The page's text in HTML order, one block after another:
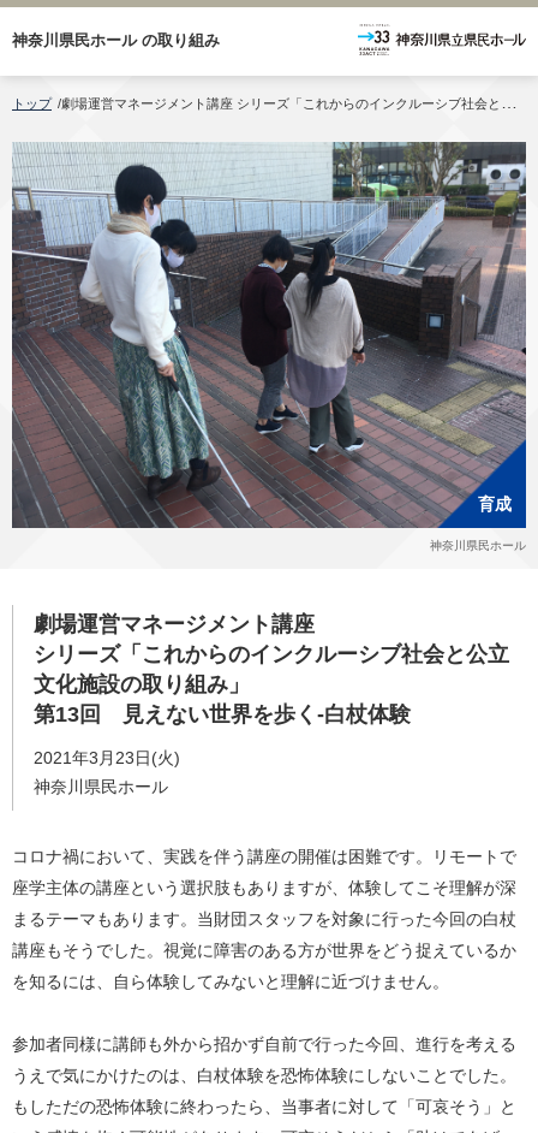
神奈川県民ホールの取り組み
トップ /劇場運営マネージメント講座 シリーズ「これからのインクルーシブ社会と公立文化施設の取り組み」 第13回 見えない世界を歩く-白杖体験
育成
神奈川県民ホール
劇場運営マネージメント講座
シリーズ「これからのインクルーシブ社会と公立
文化施設の取り組み」
第13回 見えない世界を歩く-白杖体験
2021年3月23日(火)
神奈川県民ホール
コロナ禍において、実践を伴う講座の開催は困難です。リモートで
座学主体の講座という選択肢もありますが、体験してこそ理解が深
まるテーマもあります。当財団スタッフを対象に行った今回の白杖
講座もそうでした。視覚に障害のある方が世界をどう捉えているか
を知るには、自ら体験してみないと理解に近づけません。
参加者同様に講師も外から招かず自前で行った今回、進行を考える
うえで気にかけたのは、白杖体験を恐怖体験にしないことでした。
もしただの恐怖体験に終わったら、当事者に対して「可哀そう」と